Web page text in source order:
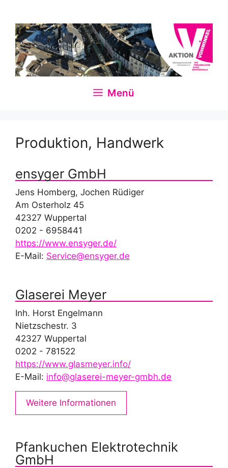
springen
Menü
Produktion, Handwerk
ensyger GmbH
Jens Homberg, Jochen Rüdiger
Am Osterholz 45
42327 Wuppertal
0202 - 6958441
https://www.ensyger.de/
E-Mail: Service@ensyger.de
Glaserei Meyer
Inh. Horst Engelmann
Nietzschestr. 3
42327 Wuppertal
0202 - 781522
https://www.glasmeyer.info/
E-Mail: info@glaserei-meyer-gmbh.de
Weitere Informationen
Pfankuchen Elektrotechnik
GmbH